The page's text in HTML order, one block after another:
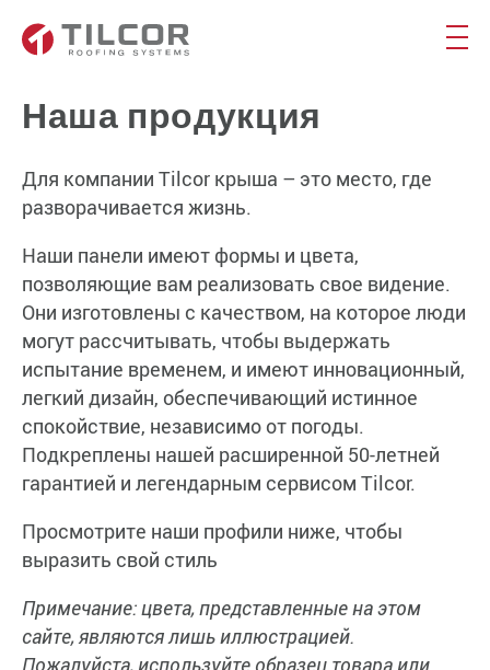
Наша продукция
Для компании Tilcor крыша – это место, где
разворачивается жизнь.
Наши панели имеют формы и цвета,
позволяющие вам реализовать свое видение.
Они изготовлены с качеством, на которое люди
могут рассчитывать, чтобы выдержать
испытание временем, и имеют инновационный,
легкий дизайн, обеспечивающий истинное
спокойствие, независимо от погоды.
Подкреплены нашей расширенной 50-летней
гарантией и легендарным сервисом Tilcor.
Просмотрите наши профили ниже, чтобы
выразить свой стиль
Примечание:цвета, представленные на этом
сайте, являются лишь иллюстрацией.
Пожалуйста, используйте образец товара или